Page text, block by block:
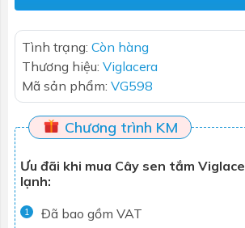
Tình trạng: Còn hàng
Thương hiệu: Viglacera
Mã sản phẩm: VG598
Chương trình KM
Ưu đãi khi mua Cây sen tắm
lạnh:
1 Đã bao gồm VAT